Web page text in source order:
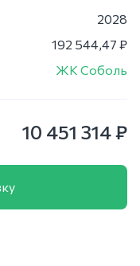
2028
192 544,47 ₽
ЖК Соболь
10 451 314 ₽